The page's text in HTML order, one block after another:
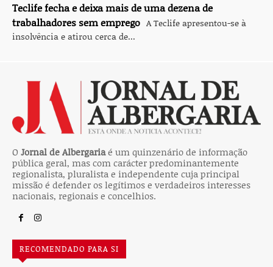
Teclife fecha e deixa mais de uma dezena de
trabalhadores sem emprego A Teclife apresentou-se à
insolvência e atirou cerca de...
O Jornal de Albergariaé um quinzenário de informação
pública geral, mas com carácter predominantemente
regionalista, pluralista e independente cuja principal
missão é defender os legítimos e verdadeiros interesses
nacionais, regionais e concelhios.
RECOMENDADO PARA SI